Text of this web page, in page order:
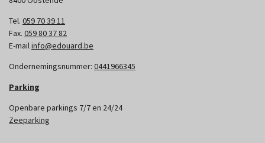
Tel. 059 70 39 11
Fax. 059 80 37 82
E-mailinfo@edouard.be
Ondernemingsnummer: 0441966345
Parking
Openbare parkings 7/7 en 24/24
Zeeparking